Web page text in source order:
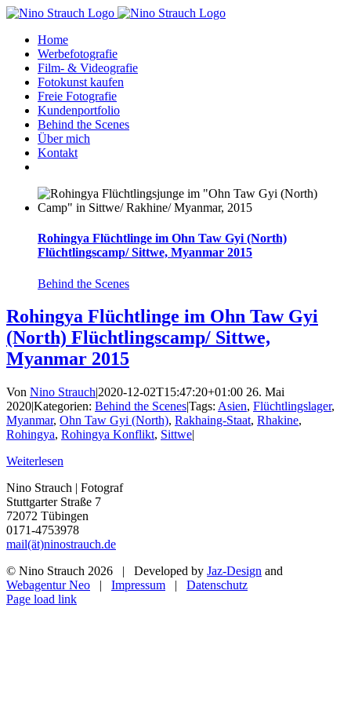
Zum
springenHome
Werbefotografie
Film- & Videografie
Fotokunst kaufen
Freie Fotografie
Kundenportfolio
Behind the Scenes
Über mich
Kontakt
Rohingya Flüchtlinge im Ohn Taw Gyi (North)
Flüchtlingscamp/ Sittwe, Myanmar 2015
Behind the Scenes
Rohingya Flüchtlinge im Ohn Taw Gyi
(North) Flüchtlingscamp/ Sittwe,
Myanmar 2015
Von Nino Strauch|2020-12-02T15:47:20+01:00 26. Mai
2020|Kategorien: Behind the Scenes|Tags: Asien, Flüchtlingslager,
Myanmar, Ohn Taw Gyi (North), Rakhaing-Staat, Rhakine,
Rohingya, Rohingya Konflikt, Sittwe|
Weiterlesen
Nino Strauch | Fotograf
Stuttgarter Straße 7
72072 Tübingen
0171-4753978
mail(ät)ninostrauch.de
© Nino Strauch 2026 | Developed by Jaz-Design and
Webagentur Neo | Impressum | Datenschutz
Instagram
Page load link